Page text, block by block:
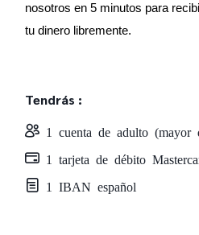
nosotros en 5 minutos para
tu dinero libremente.
Tendrás :
1 cuenta de adulto (mayor
1 tarjeta de débito
1 IBAN español